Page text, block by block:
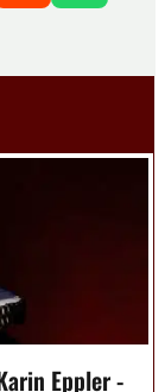
Eppler -